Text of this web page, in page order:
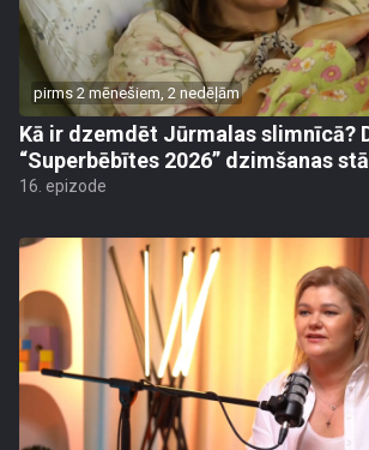
pirms 2 mēnešiem, 2 nedēļām
Kā ir dzemdēt Jūrmalas slimnīcā?
“Superbēbītes 2026” dzimšanas
16. epizode